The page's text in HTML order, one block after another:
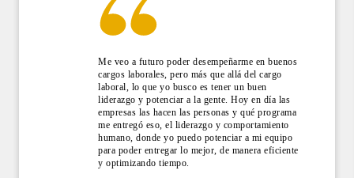
Me veo a futuro poder desempeñarme en buenos
cargos laborales, pero más que allá del cargo
laboral, lo que yo busco es tener un buen
liderazgo y potenciar a la gente. Hoy en día las
empresas las hacen las personas y qué programa
me entregó eso, el liderazgo y comportamiento
humano, donde yo puedo potenciar a mi equipo
para poder entregar lo mejor, de manera eficiente
y optimizando tiempo.